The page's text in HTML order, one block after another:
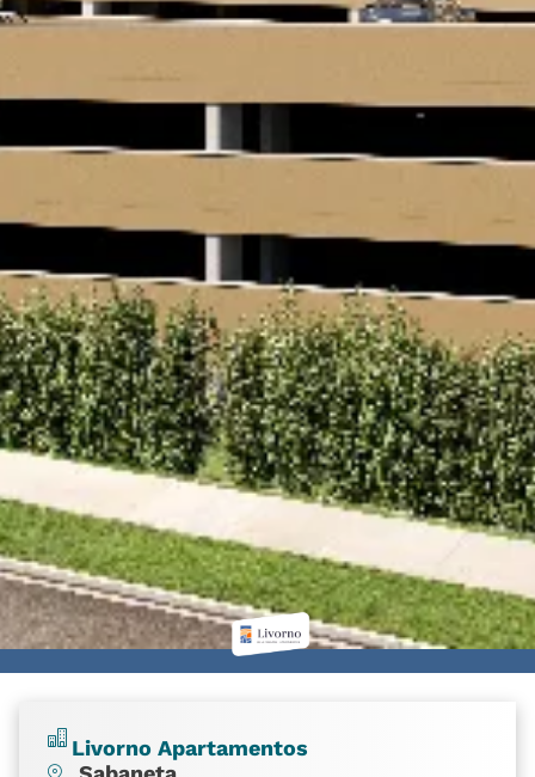
Livorno Apartamentos